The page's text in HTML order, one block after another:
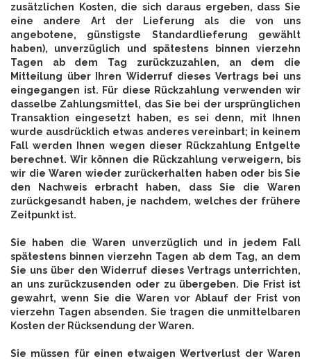
zusätzlichen Kosten, die sich daraus ergeben, dass Sie
eine andere Art der Lieferung als die von uns
angebotene, günstigste Standardlieferung gewählt
haben), unverzüglich und spätestens binnen vierzehn
Tagen ab dem Tag zurückzuzahlen, an dem die
Mitteilung über Ihren Widerruf dieses Vertrags bei uns
eingegangen ist. Für diese Rückzahlung verwenden wir
dasselbe Zahlungsmittel, das Sie bei der ursprünglichen
Transaktion eingesetzt haben, es sei denn, mit Ihnen
wurde ausdrücklich etwas anderes vereinbart; in keinem
Fall werden Ihnen wegen dieser Rückzahlung Entgelte
berechnet. Wir können die Rückzahlung verweigern, bis
wir die Waren wieder zurückerhalten haben oder bis Sie
den Nachweis erbracht haben, dass Sie die Waren
zurückgesandt haben, je nachdem, welches der frühere
Zeitpunkt ist.
Sie haben die Waren unverzüglich und in jedem Fall
spätestens binnen vierzehn Tagen ab dem Tag, an dem
Sie uns über den Widerruf dieses Vertrags unterrichten,
an uns zurückzusenden oder zu übergeben. Die Frist ist
gewahrt, wenn Sie die Waren vor Ablauf der Frist von
vierzehn Tagen absenden. Sie tragen die unmittelbaren
Kosten der Rücksendung der Waren.
Sie müssen für einen etwaigen Wertverlust der Waren